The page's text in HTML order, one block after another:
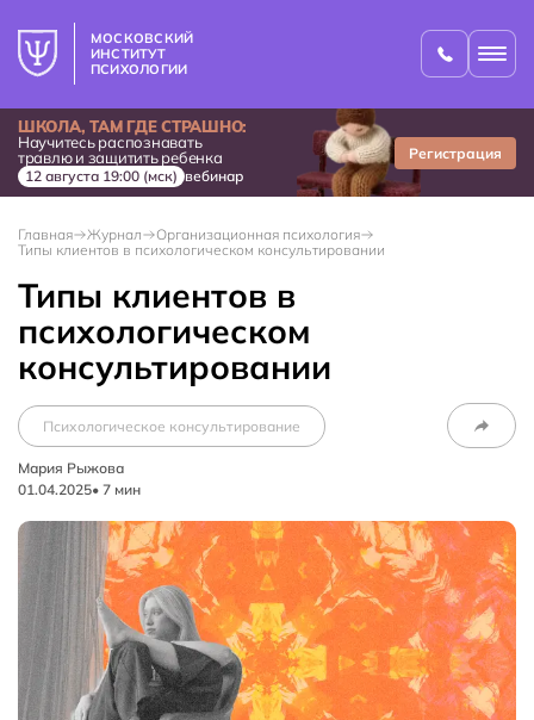
МОСКОВСКИЙ
ИНСТИТУТ
ПСИХОЛОГИИ
ШКОЛА, ТАМ ГДЕ СТРАШНО:
Научитесь распознавать
травлю и защитить ребенка
12 августа 19:00 (мск) вебинар
Регистрация
Главная Журнал
Организационная психология
Типы клиентов в психологическом консультировании
Типы клиентов в
психологическом
консультировании
Мария Рыжова
01.04.2025• 7 мин
Психологическое консультирование